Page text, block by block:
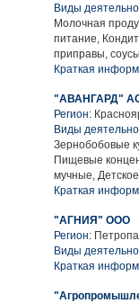
Виды
Молочная
питание,
приправы, соусы
Краткая
"АВАНГАРД" АО
Регион:
Виды
Зернобобовые
Пищевые
мучные,
Краткая
"АГНИЯ" ООО
Регион:
Виды
Краткая